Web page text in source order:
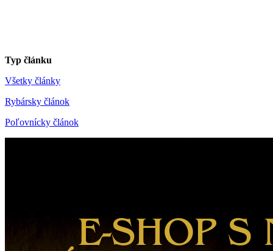
Typ článku
Všetky články
Rybársky článok
Poľovnícky článok